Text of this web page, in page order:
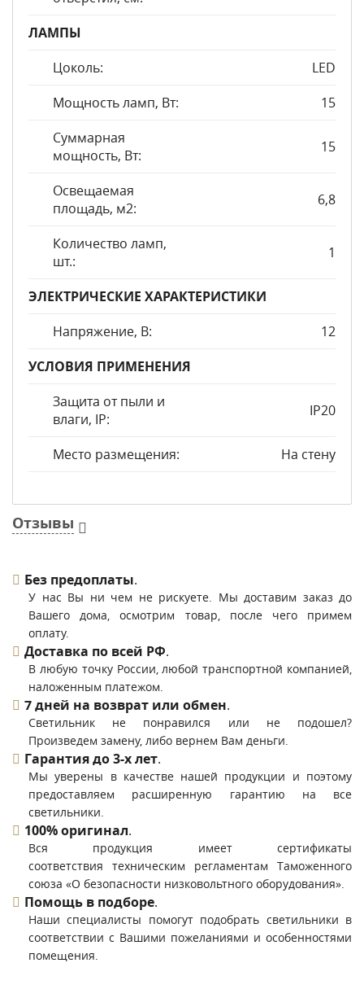
ЛАМПЫ
Цоколь:
LED
Мощность ламп, Вт:
15
Суммарная
мощность, Вт:
15
Освещаемая
площадь, м2:
6,8
Количество ламп,
шт.:
1
ЭЛЕКТРИЧЕСКИЕ ХАРАКТЕРИСТИКИ
Напряжение, В:
12
УСЛОВИЯ ПРИМЕНЕНИЯ
Защита от пыли и
влаги, IP:
IP20
Место размещения: На стену
Отзывы
Без предоплаты.
У нас Вы ни чем не рискуете. Мы доставим заказ до
Вашего дома, осмотрим товар, после чего примем
оплату.
Доставка по всей РФ.
В любую точку России, любой транспортной компанией,
наложенным платежом.
7 дней на возврат или обмен.
Светильник не понравился или не подошел?
Произведем замену, либо вернем Вам деньги.
Гарантия до 3-х лет.
Мы уверены в качестве нашей продукции и поэтому
предоставляем расширенную гарантию на все
светильники.
100% оригинал.
Вся продукция имеет сертификаты
соответствия техническим регламентам Таможенного
союза «О безопасности низковольтного оборудования».
Помощь в подборе.
Наши специалисты помогут подобрать светильники в
соответствии с Вашими пожеланиями и особенностями
помещения.